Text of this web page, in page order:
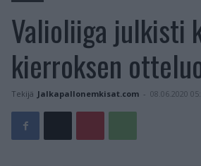
Valioliiga julkisti
kierroksen
Tekijä Jalkapallonemkisat.com - 08.06.2020